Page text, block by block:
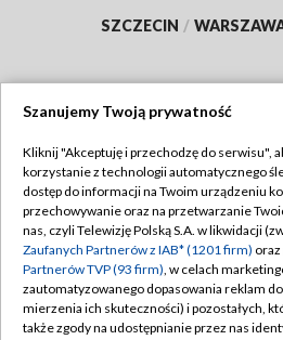
SZCZECIN /
TVP
Abonament TVP
Emisja w TVP
Centrum informacji TVP
Naziemna Telewizja Cyfrowa
Regulamin
Polityka
Moje
Pomoc
Szanujemy Twoją prywatność
Kliknij "Akceptuję i przechodzę do serwisu",
korzystanie z technologii automatycznego
dostęp do informacji na Twoim urządzeniu
przechowywanie oraz na przetwarzanie
nas, czyli Telewizję Polską S.A. w likwidacji
Zaufanych Partnerów z IAB* (1201 firm) oraz
Partnerów TVP (93 firm), w celach
zautomatyzowanego dopasowania reklam
mierzenia ich skuteczności) i pozostałych,
także zgody na udostępnianie przez nas